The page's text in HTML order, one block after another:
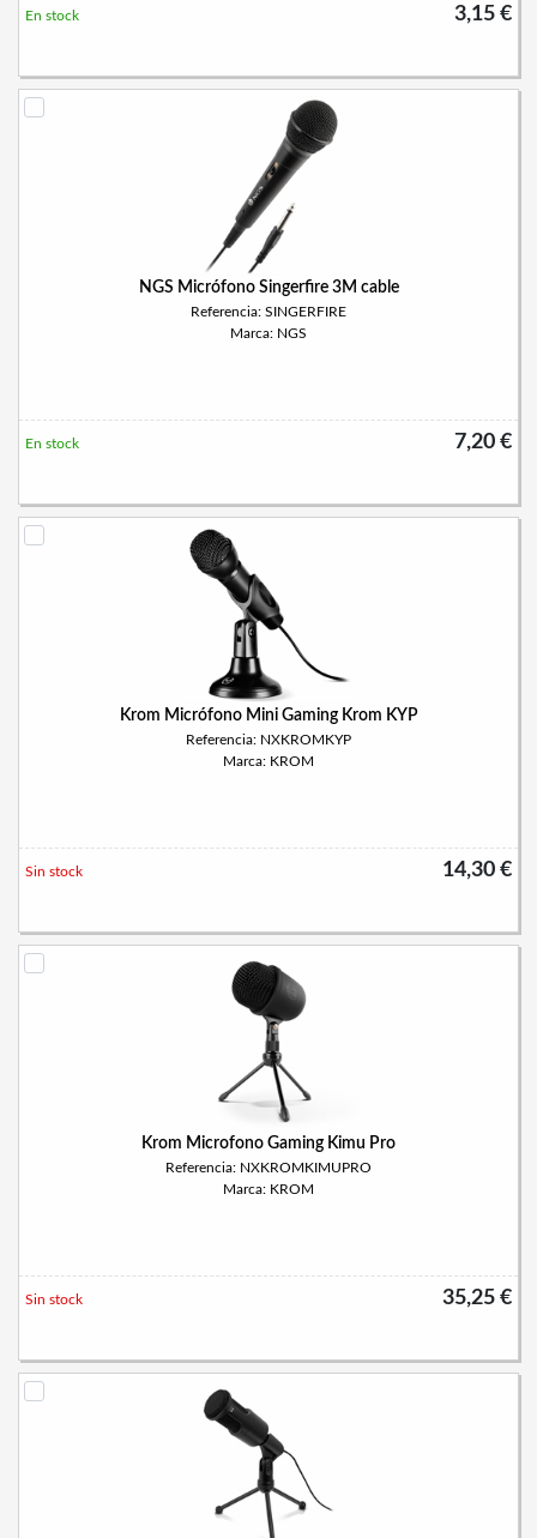
3,15 €
En stock
NGS Micrófono Singerfire 3M cable
Referencia: SINGERFIRE
Marca: NGS
7,20 €
En stock
Krom Micrófono Mini Gaming Krom KYP
Referencia: NXKROMKYP
Marca: KROM
14,30 €
Sin stock
Krom Microfono Gaming Kimu Pro
Referencia: NXKROMKIMUPRO
Marca: KROM
35,25 €
Sin stock